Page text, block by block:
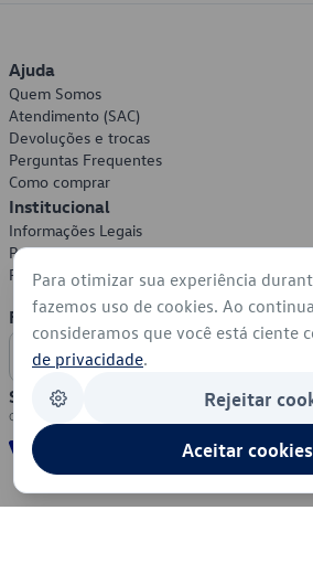
Ajuda
Quem Somos
Atendimento (SAC)
Devoluções e trocas
Perguntas Frequentes
Como comprar
Institucional
Informações Legais
Política de Privacidade
Política de Cookies
Formas de Pagamento
Segurança
Para otimizar sua experiência
fazemos uso de cookies. Ao
consideramos que você está ciente
de privacidade.
Rejeitar
Aceitar cookies